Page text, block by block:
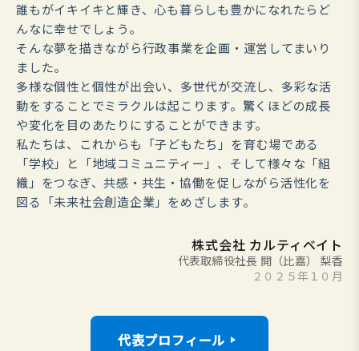
誰もがイキイキと輝き、心も暮らしも豊かになれたらど
んなに幸せでしょう。
そんな夢を描きながら行政事業を企画・運営してまいり
ました。
多様な個性と個性が出会い、多世代が交流し、多彩な活
動をすることでミラクルは起こります。驚くほどの成長
や変化を目のあたりにすることができます。
私たちは、これからも「子どもたち」を育む場である
「学校」と「地域コミュニティー」、そして様々な「組
織」をつなぎ、共感・共生・協働を促しながら活性化を
図る「未来社会創造企業」をめざします。
株式会社 カルティベイト
代表取締役社長 開（比嘉） 梨香
２０２５年１０月
代表プロフィール